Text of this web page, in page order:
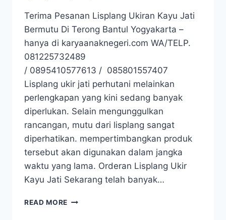
Terima Pesanan Lisplang Ukiran Kayu Jati
Bermutu Di Terong Bantul Yogyakarta –
hanya di karyaanaknegeri.com WA/TELP.
081225732489
/ 0895410577613 / 085801557407
Lisplang ukir jati perhutani melainkan
perlengkapan yang kini sedang banyak
diperlukan. Selain mengunggulkan
rancangan, mutu dari lisplang sangat
diperhatikan. mempertimbangkan produk
tersebut akan digunakan dalam jangka
waktu yang lama. Orderan Lisplang Ukir
Kayu Jati Sekarang telah banyak…
READ MORE